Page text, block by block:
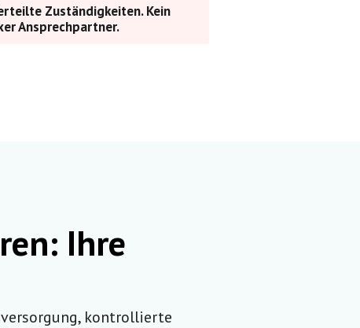
Zuständigkeiten. Kein
Ansprechpartner.
Ihre
kontrollierte